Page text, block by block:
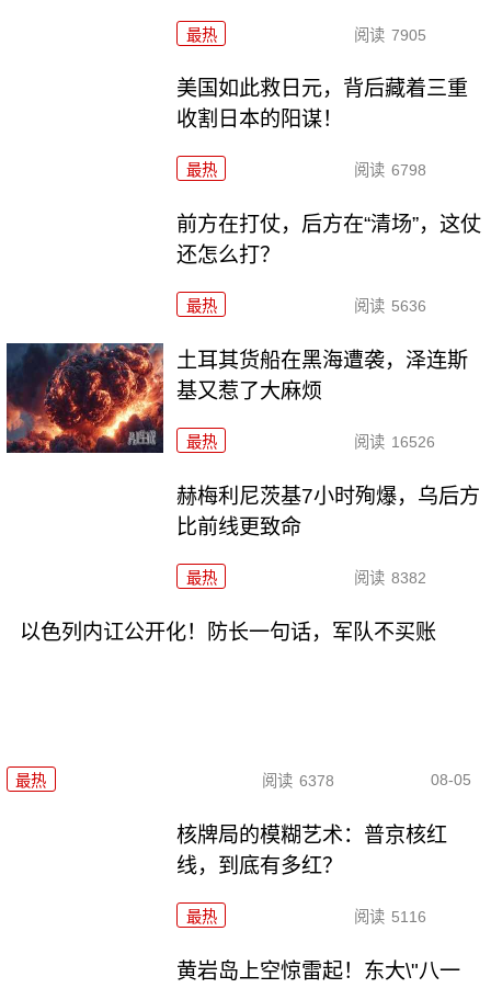
最热 阅读 7905
美国如此救日元，背后藏着三重
收割日本的阳谋！
最热 阅读 6798
前方在打仗，后方在“清场”，这仗
还怎么打？
最热 阅读 5636
土耳其货船在黑海遭袭，泽连斯
基又惹了大麻烦
最热 阅读 16526
赫梅利尼茨基7小时殉爆，乌后方
比前线更致命
最热 阅读 8382
以色列内讧公开化！防长一句话，军队不买账
最热 阅读 6378 08-05
核牌局的模糊艺术：普京核红
线，到底有多红？
最热 阅读 5116
黄岩岛上空惊雷起！东大\"八一